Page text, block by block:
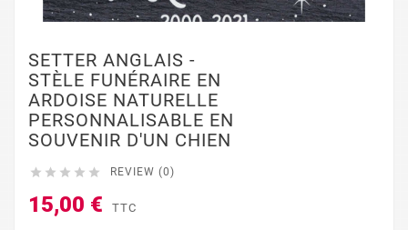
SETTER ANGLAIS -
STÈLE FUNÉRAIRE EN
ARDOISE NATURELLE
PERSONNALISABLE EN
SOUVENIR D'UN CHIEN
     REVIEW (0)
15,00 € TTC